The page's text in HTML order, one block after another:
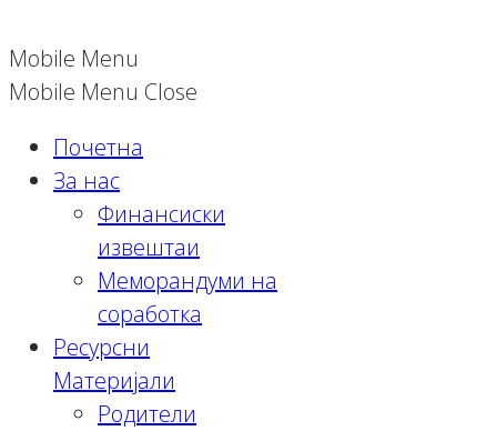
Mobile Menu
Mobile Menu Close
Почетна
За нас
Финансиски
извештаи
Меморандуми на
соработка
Ресурсни
Материјали
Родители